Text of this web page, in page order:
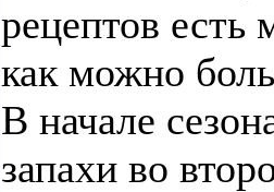
рецептов есть
как можно
В начале
запахи во